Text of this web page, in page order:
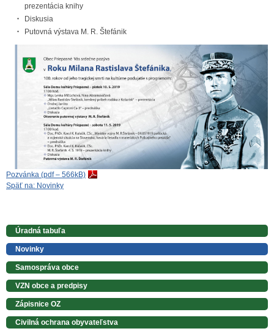
prezentácia knihy
Diskusia
Putovná výstava M. R. Štefánik
Pozvánka (pdf – 566kB)
Späť na: Novinky
Úradná tabuľa
Novinky
Samospráva obce
VZN obce a predpisy
Zápisnice OZ
Civilná ochrana obyvateľstva